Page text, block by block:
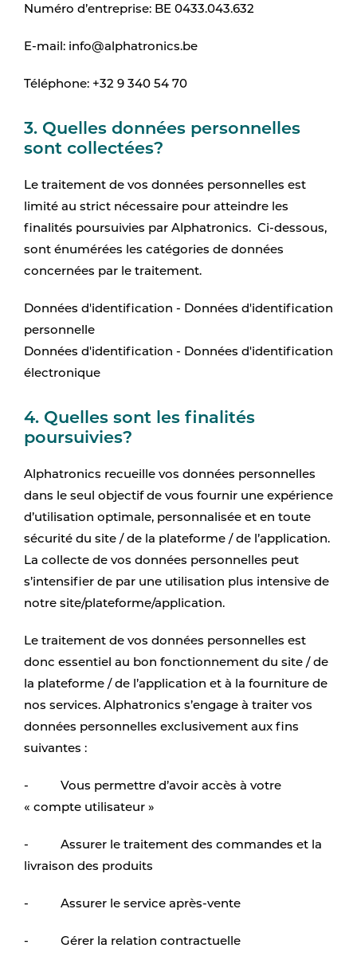
Numéro d’entreprise: BE 0433.043.632
E-mail: info@alphatronics.be
Téléphone: +32 9 340 54 70
3. Quelles données personnelles
sont collectées?
Le traitement de vos données personnelles est
limité au strict nécessaire pour atteindre les
finalités poursuivies par Alphatronics. Ci-dessous,
sont énumérées les catégories de données
concernées par le traitement.
Données d'identification - Données d'identification
personnelle
Données d'identification - Données d'identification
électronique
4. Quelles sont les finalités
poursuivies?
Alphatronics recueille vos données personnelles
dans le seul objectif de vous fournir une expérience
d’utilisation optimale, personnalisée et en toute
sécurité du site / de la plateforme / de l’application.
La collecte de vos données personnelles peut
s’intensifier de par une utilisation plus intensive de
notre site/plateforme/application.
Le traitement de vos données personnelles est
donc essentiel au bon fonctionnement du site / de
la plateforme / de l’application et à la fourniture de
nos services. Alphatronics s’engage à traiter vos
données personnelles exclusivement aux fins
suivantes :
- Vous permettre d’avoir accès à votre
« compte utilisateur »
- Assurer le traitement des commandes et la
livraison des produits
- Assurer le service après-vente
- Gérer la relation contractuelle